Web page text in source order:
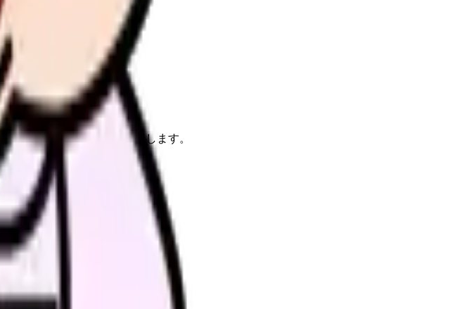
んか。
し休むべきかを一緒に整理します。
条件を整理できます。